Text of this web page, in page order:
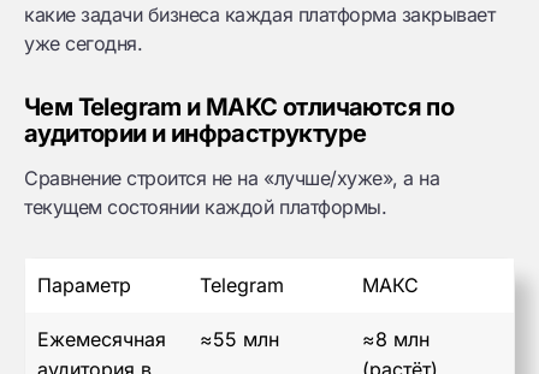
какие задачи бизнеса каждая платформа закрывает
уже сегодня.
Чем Telegram и МАКС отличаются по
аудитории и инфраструктуре
Сравнение строится не на «лучше/хуже», а на
текущем состоянии каждой платформы.
Параметр Telegram МАКС
Ежемесячная
≈55 млн
≈8 млн